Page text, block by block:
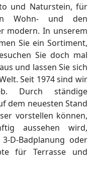
und Naturstein, für
Wohn- und den
modern. In unserem
Sie ein Sortiment,
Sie doch mal
und lassen Sie sich
Seit 1974 sind wir
Durch ständige
dem neuesten Stand
vorstellen können,
aussehen wird,
D-Badplanung oder
für Terrasse und